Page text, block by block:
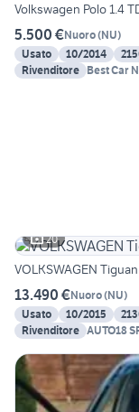
Volkswagen Polo 1.4
5.500 €Nuoro(NU)
Usato
10/2014
Rivenditore Best Car
20
VOLKSWAGEN
13.490 €Nuoro(NU)
Usato
10/2015
Rivenditore AUTO18